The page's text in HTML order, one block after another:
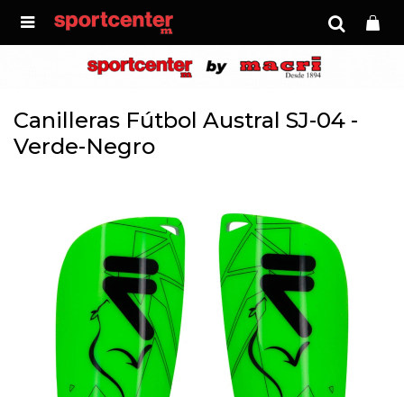

Canilleras Fútbol Austral SJ-04 -
Verde-Negro